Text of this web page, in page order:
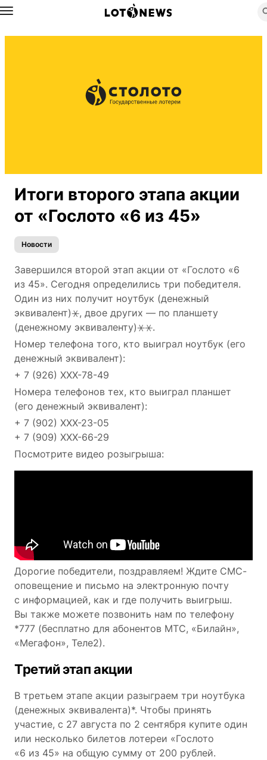
Назад
Итоги второго этапа акции
от «Гослото «6 из 45»
Новости
Завершился второй этап акции от «Гослото «6
из 45». Сегодня определились три победителя.
Один из них получит ноутбук (денежный
эквивалент)⚹, двое других — по планшету
(денежному эквиваленту)⚹⚹.
Номер телефона того, кто выиграл ноутбук (его
денежный эквивалент):
+ 7 (926) XXX-78-49
Номера телефонов тех, кто выиграл планшет
(его денежный эквивалент):
+ 7 (902) XXX-23-05
+ 7 (909) XXX-66-29
Посмотрите видео розыгрыша:
Дорогие победители, поздравляем! Ждите СМС-
оповещение и письмо на электронную почту
с информацией, как и где получить выигрыш.
Вы также можете позвонить нам по телефону
*777 (бесплатно для абонентов МТС, «Билайн»,
«Мегафон», Теле2).
Третий этап акции
В третьем этапе акции разыграем три ноутбука
(денежных эквивалента)*. Чтобы принять
участие, с 27 августа по 2 сентября купите один
или несколько билетов лотереи «Гослото
«6 из 45» на общую сумму от 200 рублей.